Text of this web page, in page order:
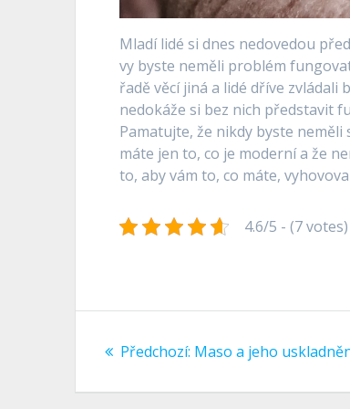
Mladí lidé si dnes nedovedou
vy byste neměli problém
řadě věcí jiná a lidé dříve
nedokáže si bez nich představit
Pamatujte, že nikdy byste
máte jen to, co je moderní a že
to, aby vám to, co máte,
4.6/5 - (7 votes)
Předchozí: Předchozí
Maso a jeho